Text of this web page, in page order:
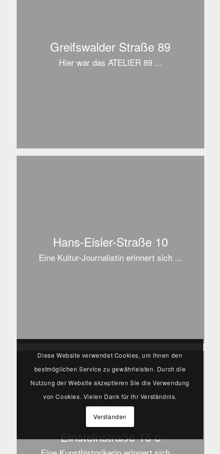
Greifswalder Straße 89
Hier war das ATELIER 89 ...
Hans-Eisler-Straße 10
Eine Kultur-Journalistin erinnert sich ...
Einsteinstraße 16 c
Diese Website verwendet Cookies, um Ihnen den
bestmöglichen Service zu gewährleisten. Durch die
Nutzung der Website akzeptieren Sie die Verwendung
von Cookies. Vielen Dank für Ihr Verständnis.
Verstanden